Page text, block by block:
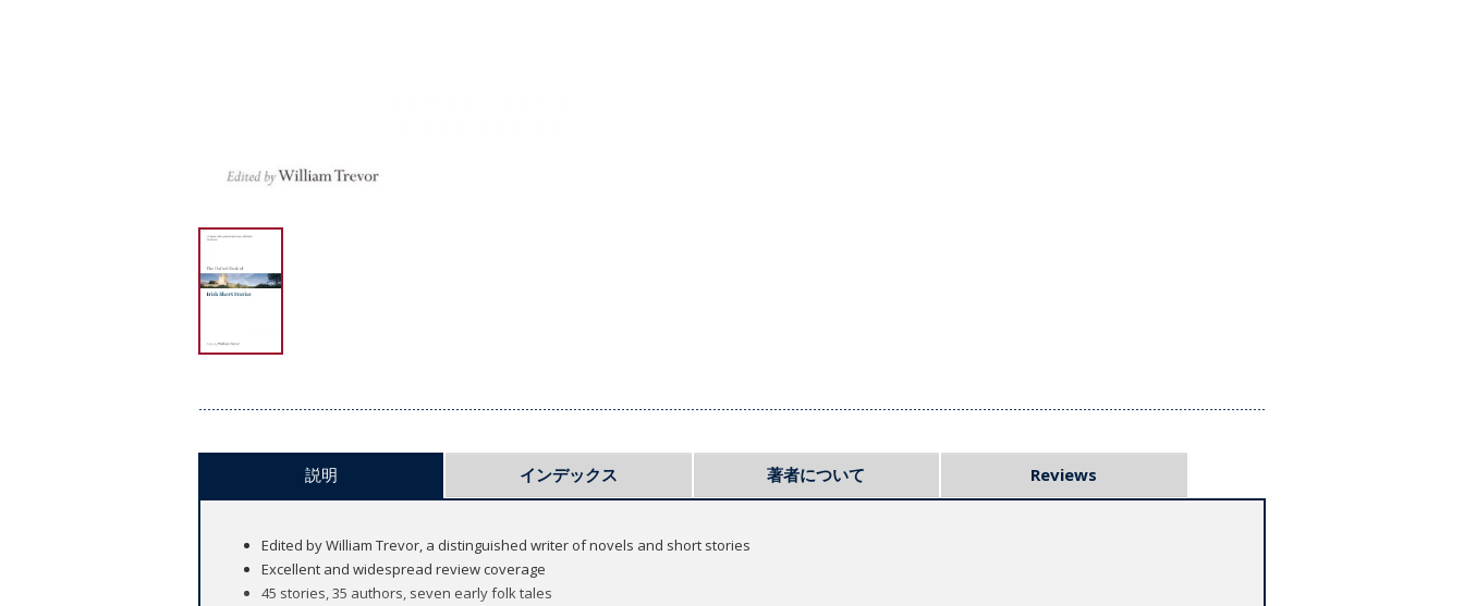
説明 インデックス 著者について Reviews
Edited by William Trevor, a distinguished writer of novels and short stories
Excellent and widespread review coverage
45 stories, 35 authors, seven early folk tales